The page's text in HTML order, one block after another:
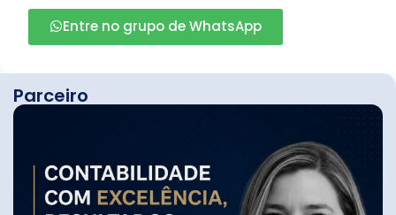
Entre no grupo de WhatsApp
Parceiro